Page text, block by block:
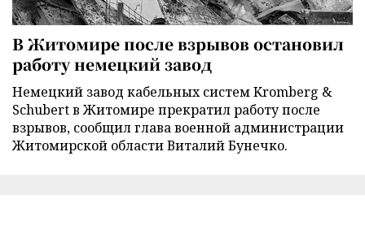
В Житомире после взрывов остановил
работу немецкий завод
Немецкий завод кабельных систем Kromberg &
Schubert в Житомире прекратил работу после
взрывов, сообщил глава военной администрации
Житомирской области Виталий Бунечко.